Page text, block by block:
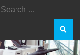
Search